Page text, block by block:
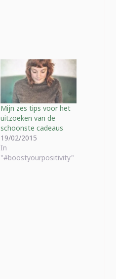
Mijn zes tips voor het
uitzoeken van de
schoonste cadeaus
19/02/2015
In
"#boostyourpositivity"